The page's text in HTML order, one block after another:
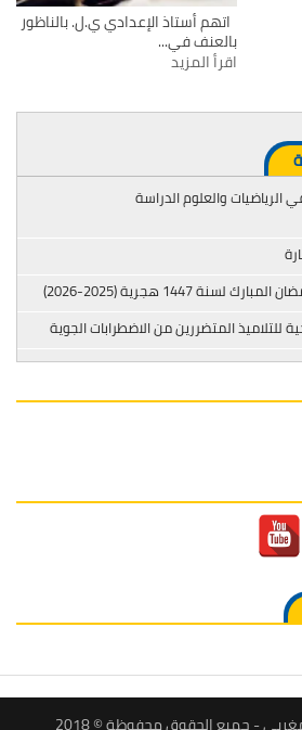
اتهم أستاذ الإعدادي ي.ل. بالناظور
بالعنف في...
اقرأ المزيد
الرياضيات والعلوم الدراسة
1447 هجرية (2025-2026)
للتلاميذ المتضررين من الاضطرابات الجوية